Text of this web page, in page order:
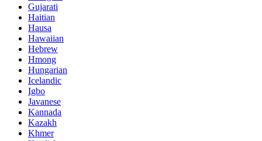
Gujarati
Haitian
Hausa
Hawaiian
Hebrew
Hmong
Hungarian
Icelandic
Igbo
Javanese
Kannada
Kazakh
Khmer